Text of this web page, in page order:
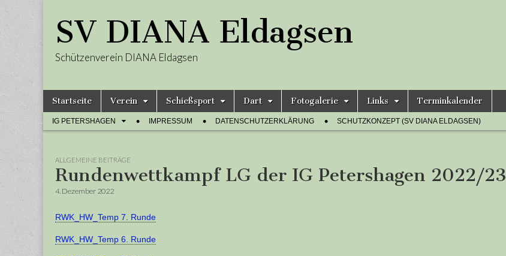
SV DIANA Eldagsen
Schützenverein DIANA Eldagsen
Main
menu
Skip
content
Startseite Verein Schießsport Dart Fotogalerie Links Terminkalender
Sub
menu
IG PETERSHAGEN IMPRESSUM DATENSCHUTZERKLÄRUNG SCHUTZKONZEPT (SV DIANA ELDAGSEN)
ALLGEMEINE BEITRÄGE
Rundenwettkampf LG der IG Petershagen 2022/23
4. Dezember 2022
RWK_HW_Temp 7. Runde
RWK_HW_Temp 6. Runde